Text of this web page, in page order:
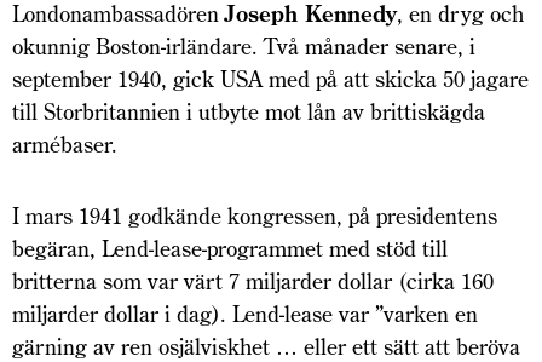
LondonambassadörenJoseph Kennedy, en dryg och
okunnig Boston-irländare. Två månader senare, i
september 1940, gick USA med på att skicka 50 jagare
till Storbritannien i utbyte mot lån av brittiskägda
armébaser.
I mars 1941 godkände kongressen, på presidentens
begäran, Lend-lease-programmet med stöd till
britterna som var värt 7 miljarder dollar (cirka 160
miljarder dollar i dag). Lend-lease var ”varken en
gärning av ren osjälviskhet … eller ett sätt att beröva